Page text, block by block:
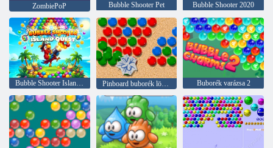
ZombiePoP Bubble Shooter Pet Bubble Shooter 2020
Bubble Shooter Island Quest Pinboard buborék lövöldözős Buborék varázsa 2